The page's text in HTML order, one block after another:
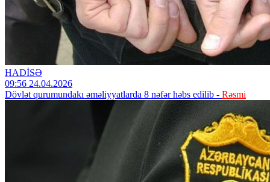
HADİSƏ
09:56 24.04.2026
Dövlət qurumundakı əməliyyatlarda 8 nəfər həbs edilib - Rəsmi